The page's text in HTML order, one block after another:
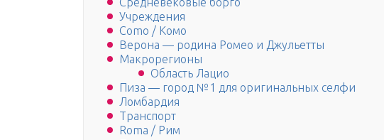
Учреждения
Como / Комо
Верона — родина Ромео и Джульетты
Макрорегионы
Область Лацио
Пиза — город №1 для оригинальных селфи
Ломбардия
Транспорт
Roma / Рим